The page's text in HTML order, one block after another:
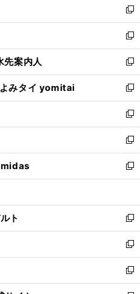
く
で
開
く
ド
ウ
で
開
く
い
ウ
ィ
ン
ド
ウ
で
開
く
新
し
い
ウ
ィ
ン
ド
ウ
で
開
く
新
し
い
ウ
ィ
ン
ド
ウ
で
開
く
先案内人
新
し
い
ウ
ィ
ン
ド
ウ
で
開
みタイ yomitai
新
し
い
ウ
ィ
ン
ド
ウ
開
く
新
し
い
ウ
ィ
ン
ウ
で
開
く
新
し
い
ウ
ン
ド
ウ
で
開
く
新
し
ウ
ィ
ン
ド
ウ
で
開
ト
新
し
い
ウ
ィ
ン
新
し
い
ウ
新
し